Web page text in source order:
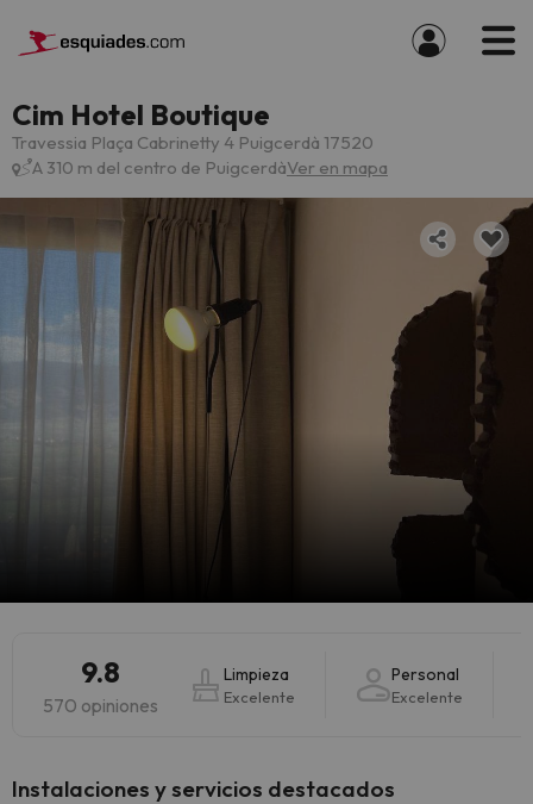
Cim Hotel Boutique
Travessia Plaça Cabrinetty 4 Puigcerdà 17520
A 310 m del centro de PuigcerdàVer en mapa
9.8
570 opiniones
Limpieza
Excelente
Personal
Excelente
Instalaciones y servicios destacados